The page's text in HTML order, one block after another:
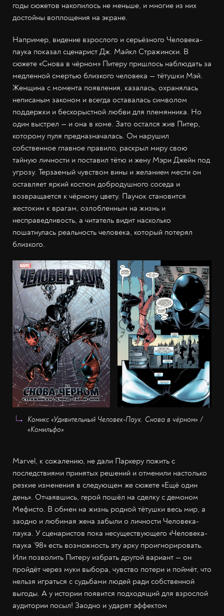
годы сюжетов накопилось не меньше, и многие из них
достойны воплощения на экране.
Например, видение взрослого и серьёзного Человека-
паука показал сценарист Дж. Майкл Стражински. В
сюжете «Снова в чёрном» Питеру пришлось наблюдать за
медленной смертью близкого человека — тётушки Мэй.
Женщина с момента появления, казалась, охранялась
неписаным законом и всегда оставалась символом
поддержки и бескорыстной любви для племянника. Но
один выстрел — и она в коме. Зато остался жив Питер,
которому пуля предназначалась. Он нарушил
собственное главное правило, раскрыл миру свою
тайную личности и поставил тётю и жену Мэри Джейн под
угрозу. Терзаемый чувством вины и желанием мести он
оставляет яркий костюм добродушного соседа и
возвращается к чёрному цвету. Паучок становится
жестоким к врагам, озлобленным на жизнь и
несправедливость, а читатель видит насколько
пошатнулась реальность человека, который потерял
близкого.
Комикс «Удивительный Человек-Паук. Снова в чёрном» /
«Комильфо»
Marvel, к сожалению, не дали Паркеру пожить с
последствиями принятых решений и отменили настолько
резкие изменения в следующем же сюжете «Ещё один
день». Отчаявшись, герой пошёл на сделку с демоном
Мефисто. В обмен на жизнь родной тётушки весь мир, а
заодно и любимая жена забыли о личности Человека-
паука. У сценаристов пока несуществующего «Человека-
паука ’98» есть возможность эту арку проигнорировать.
Или позволить Питеру избрать другой вариант — он
пройдёт через муки выбора, чувство потери и поймёт, что
нельзя играться с судьбами людей ради собственной
выгоды. А у истории появится подходящий для взрослой
аудитории посыл! Заодно и ударят эффектом